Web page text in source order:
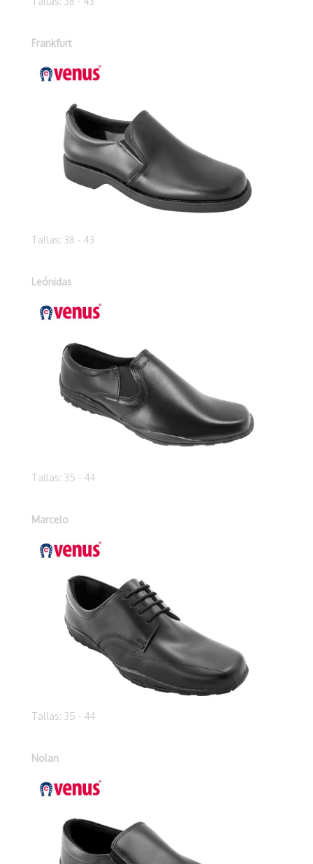
Frankfurt
Tallas: 38 - 43
Leónidas
Tallas: 35 - 44
Marcelo
Tallas: 35 - 44
Nolan